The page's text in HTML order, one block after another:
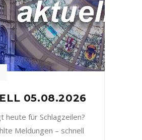
05.08.2026
heute für Schlagzeilen?
Meldungen – schnell